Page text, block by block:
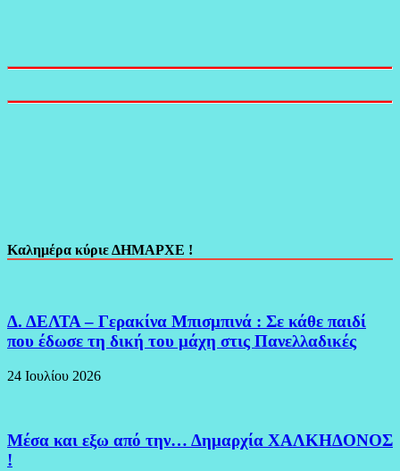
Καλημέρα κύριε ΔΗΜΑΡΧΕ !
Δ. ΔΕΛΤΑ – Γερακίνα Μπισμπινά : Σε κάθε παιδί
που έδωσε τη δική του μάχη στις Πανελλαδικές
24 Ιουλίου 2026
Μέσα και εξω από την… Δημαρχία ΧΑΛΚΗΔΟΝΟΣ
!